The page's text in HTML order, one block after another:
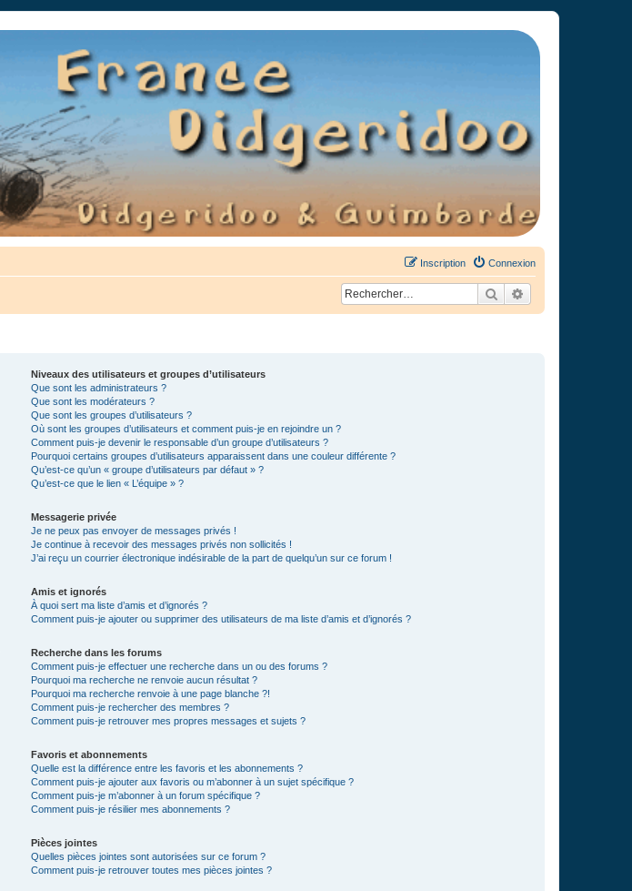
Connexion
Inscription
Rechercher
Niveaux des utilisateurs et groupes d’utilisateurs
Que sont les administrateurs ?
Que sont les modérateurs ?
Que sont les groupes d’utilisateurs ?
Où sont les groupes d’utilisateurs et comment puis-je en rejoindre un ?
Comment puis-je devenir le responsable d’un groupe d’utilisateurs ?
Pourquoi certains groupes d’utilisateurs apparaissent dans une couleur différente ?
Qu’est-ce qu’un « groupe d’utilisateurs par défaut » ?
Qu’est-ce que le lien « L’équipe » ?
Messagerie privée
Je ne peux pas envoyer de messages privés !
Je continue à recevoir des messages privés non sollicités !
J’ai reçu un courrier électronique indésirable de la part de quelqu’un sur ce forum !
Amis et ignorés
À quoi sert ma liste d’amis et d’ignorés ?
Comment puis-je ajouter ou supprimer des utilisateurs de ma liste d’amis et d’ignorés ?
Recherche dans les forums
Comment puis-je effectuer une recherche dans un ou des forums ?
Pourquoi ma recherche ne renvoie aucun résultat ?
Pourquoi ma recherche renvoie à une page blanche ?!
Comment puis-je rechercher des membres ?
Comment puis-je retrouver mes propres messages et sujets ?
Favoris et abonnements
Quelle est la différence entre les favoris et les abonnements ?
Comment puis-je ajouter aux favoris ou m’abonner à un sujet spécifique ?
Comment puis-je m’abonner à un forum spécifique ?
Comment puis-je résilier mes abonnements ?
Pièces jointes
Quelles pièces jointes sont autorisées sur ce forum ?
Comment puis-je retrouver toutes mes pièces jointes ?